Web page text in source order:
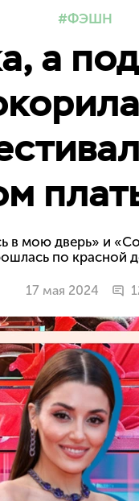
ФЭШН
а
в мою дверь» и
по красной
17 мая 2024